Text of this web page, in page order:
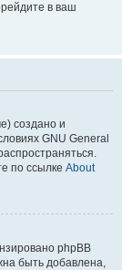
в ваш
создано и
GNU General
по ссылке About
phpBB
быть добавлена,